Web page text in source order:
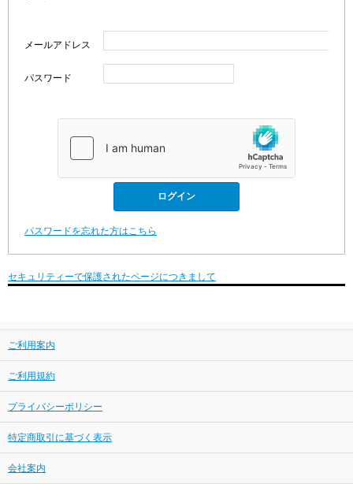
メールアドレス
パスワード
パスワードを忘れた方はこちら
セキュリティーで保護されたページにつきまして
ご利用案内
ご利用規約
プライバシーポリシー
特定商取引に基づく表示
会社案内